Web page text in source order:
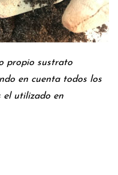
propio sustrato
en cuenta todos los
el utilizado en